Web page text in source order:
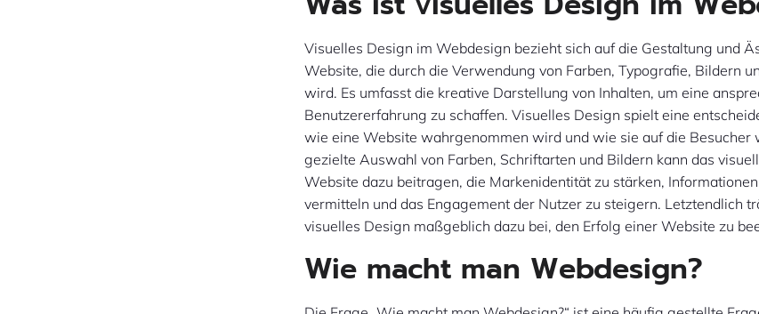
Visuelles Design im Webdesign bezieht sich auf die Gestaltung und
Website, die durch die Verwendung von Farben, Typografie, Bildern
wird. Es umfasst die kreative Darstellung von Inhalten, um eine
Benutzererfahrung zu schaffen. Visuelles Design spielt eine
wie eine Website wahrgenommen wird und wie sie auf die Besucher
gezielte Auswahl von Farben, Schriftarten und Bildern kann das
Website dazu beitragen, die Markenidentität zu stärken,
vermitteln und das Engagement der Nutzer zu steigern. Letztendlich
visuelles Design maßgeblich dazu bei, den Erfolg einer Website zu
Wie macht man Webdesign?